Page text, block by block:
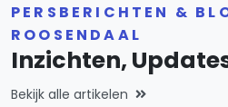
PERSBERICHTEN &
ROOSENDAAL
Inzichten,
Bekijk alle artikelen